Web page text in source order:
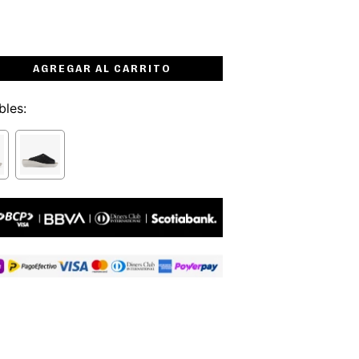
AGREGAR AL CARRITO